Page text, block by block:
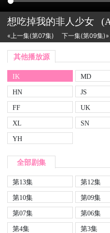
想吃掉我的非人少女
«上一集(第07集) 下一集(第09集)»
其他播放源
IK MD
HN
JS
FF
UK
XL
SN
YH
全部剧集
第13集 第12集
第10集
第09集
第07集
第06集
第4集
第3集